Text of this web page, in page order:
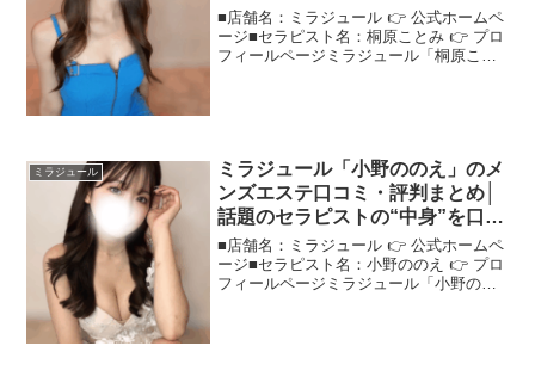
で検証！
■店舗名：ミラジュール 👉 公式ホームペ
ージ■セラピスト名：桐原ことみ 👉 プロ
フィールページミラジュール「桐原こと
ミラジュール
ミラジュール「小野ののえ」のメ
ンズエステ口コミ・評判まとめ│
話題のセラピストの“中身”を口コ
ミで深掘り！
■店舗名：ミラジュール 👉 公式ホームペ
ージ■セラピスト名：小野ののえ 👉 プロ
フィールページミラジュール「小野のの